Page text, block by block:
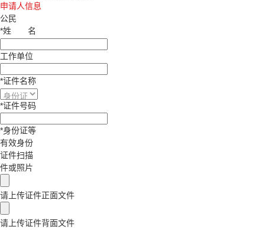
申请人信息
公民
*姓 名
工作单位
*证件名称
*证件号码
*身份证等
有效身份
证件扫描
件或照片
请上传证件正面文件
请上传证件背面文件